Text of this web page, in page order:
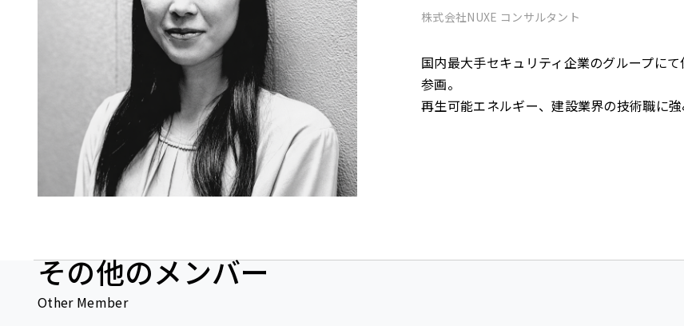
株式会社NUXE コンサルタント
国内最大手セキュリティ企業のグループに
参画。
再生可能エネルギー、建設業界の技術職に強
その他のメンバー
Other Member